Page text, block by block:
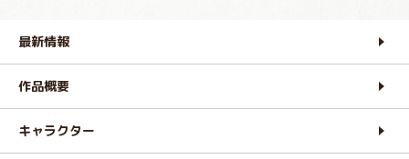
最新情報
作品概要
キャラクター